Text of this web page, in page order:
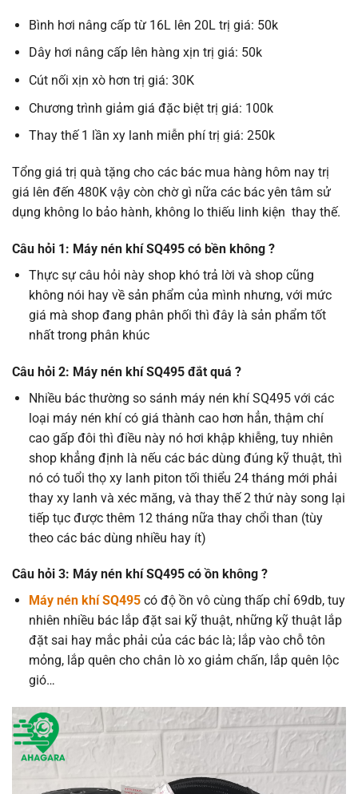
Bình hơi nâng cấp từ 16L lên 20L trị giá: 50k
Dây hơi nâng cấp lên hàng xịn trị giá: 50k
Cút nối xịn xò hơn trị giá: 30K
Chương trình giảm giá đặc biệt trị giá: 100k
Thay thế 1 lần xy lanh miễn phí trị giá: 250k
Tổng giá trị quà tặng cho các bác mua hàng hôm nay trị
giá lên đến 480K vậy còn chờ gì nữa các bác yên tâm sử
dụng không lo bảo hành, không lo thiếu linh kiện thay thế.
Câu hỏi 1: Máy nén khí SQ495 có bền không ?
Thực sự câu hỏi này shop khó trả lời và shop cũng
không nói hay về sản phẩm của mình nhưng, với mức
giá mà shop đang phân phối thì đây là sản phẩm tốt
nhất trong phân khúc
Câu hỏi 2: Máy nén khí SQ495 đắt quá ?
Nhiều bác thường so sánh máy nén khí SQ495 với các
loại máy nén khí có giá thành cao hơn hẳn, thậm chí
cao gấp đôi thì điều này nó hơi khập khiễng, tuy nhiên
shop khẳng định là nếu các bác dùng đúng kỹ thuật, thì
nó có tuổi thọ xy lanh piton tối thiểu 24 tháng mới phải
thay xy lanh và xéc măng, và thay thế 2 thứ này song lại
tiếp tục được thêm 12 tháng nữa thay chổi than (tùy
theo các bác dùng nhiều hay ít)
Câu hỏi 3: Máy nén khí SQ495 có ồn không ?
Máy nén khí SQ495có độ ồn vô cùng thấp chỉ 69db, tuy
nhiên nhiều bác lắp đặt sai kỹ thuật, những kỹ thuật lắp
đặt sai hay mắc phải của các bác là; lắp vào chỗ tôn
mỏng, lắp quên cho chân lò xo giảm chấn, lắp quên lộc
gió…